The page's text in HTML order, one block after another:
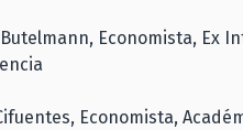
Economista, Ex
Economista,